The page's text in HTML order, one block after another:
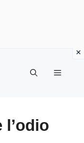
Menu
l’odio